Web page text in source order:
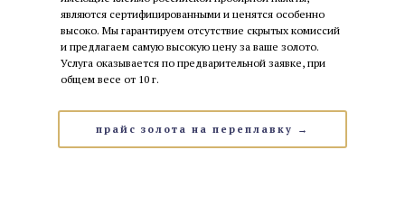
являются сертифицированными и ценятся особенно
высоко. Мы гарантируем отсутствие скрытых комиссий
и предлагаем самую высокую цену за ваше золото.
Услуга оказывается по предварительной заявке, при
общем весе от 10 г.
прайс золота на переплавку →